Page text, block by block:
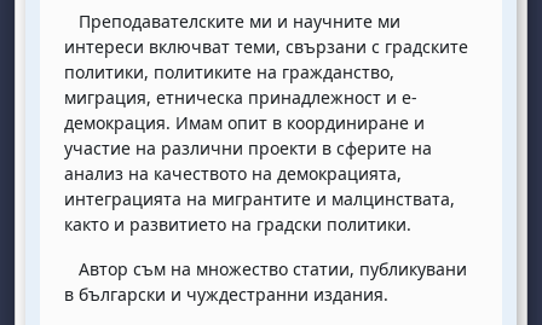
Преподавателските ми и научните ми
интереси включват теми, свързани с градските
политики, политиките на гражданство,
миграция, етническа принадлежност и е-
демокрация. Имам опит в координиране и
участие на различни проекти в сферите на
анализ на качеството на демокрацията,
интеграцията на мигрантите и малцинствата,
както и развитието на градски политики.
Автор съм на множество статии, публикувани
в български и чуждестранни издания.